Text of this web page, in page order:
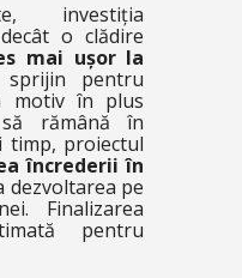
investiția
o clădire
mai ușor la
pentru
motiv în plus
rămână în
timp, proiectul
încrederii în
dezvoltarea pe
Finalizarea
pentru